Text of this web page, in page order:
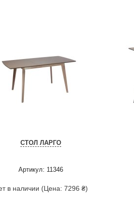
СТОЛ ЛАРГО
Артикул: 11346
в наличии (Цена: 7296 ₴)